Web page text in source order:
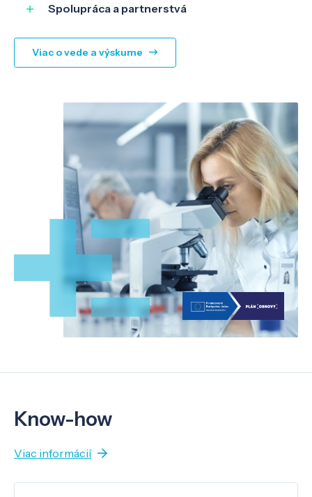
Spolupráca a partnerstvá
Viac o vede a výskume
Know-how
Viac informácií